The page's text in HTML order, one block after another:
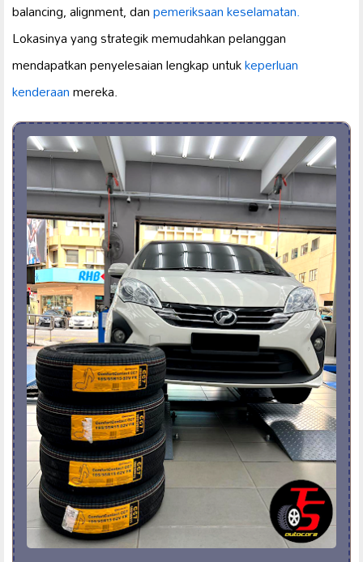
balancing, alignment, danpemeriksaan keselamatan.
Lokasinya yang strategik memudahkan pelanggan
mendapatkan penyelesaian lengkap untukkeperluan
kenderaanmereka.